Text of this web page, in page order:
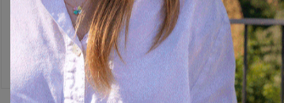
Michele Bossini